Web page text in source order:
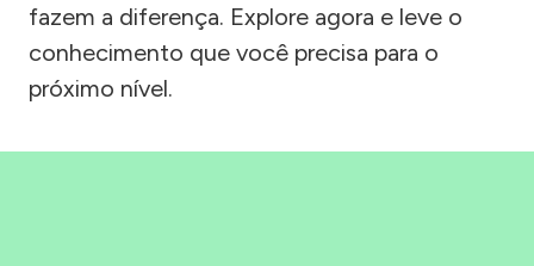
fazem a diferença. Explore agora e leve o
conhecimento que você precisa para o
próximo nível.